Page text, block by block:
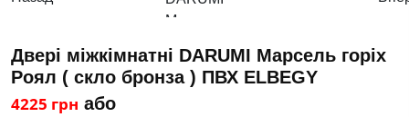
Двері міжкімнатні DARUMI Марсель горіх
Роял ( скло бронза ) ПВХ ELBEGY
4225 грн або